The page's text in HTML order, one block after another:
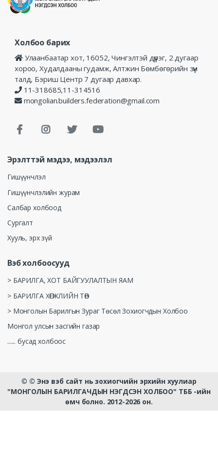
Холбоо барих
Улаанбаатар хот, 16052, Чингэлтэй дүүрэг, 2 дугаар
хороо, Худалдааны гудамж, Алтжин Бөмбөгөрийн зүүн
талд, Бэриш Центр 7 дугаар давхар.
11-318685,11-314516
mongolian.builders.federation@gmail.com
Эрэлттэй мэдээ, мэдээлэл
Гишүүнчлэл
Гишүүнчлэлийн журам
Салбар холбоод
Сургалт
Хууль, эрх зүй
Вэб холбоосууд
> БАРИЛГА, ХОТ БАЙГУУЛАЛТЫН ЯАМ
> БАРИЛГА ХӨГЖЛИЙН ТӨВ
> Монголын Барилгын Зураг Төсөл Зохиогчдын Холбоо
Монгол улсын засгийн газар
...... бусад холбоос
© © Энэ вэб сайт нь зохиогчийн эрхийн хуулиар
"МОНГОЛЫН БАРИЛГАЧДЫН НЭГДСЭН ХОЛБОО" ТББ -ийн
өмч болно. 2012-2026 он.